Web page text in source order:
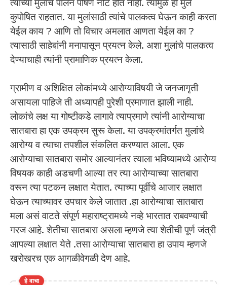
त्यांच्या मुलांचे पालन पोषण नीट होत नाही. त्यामुळे ही मुले
कुपोषित राहतात. या मुलांसाठी त्यांचे पालकत्व घेऊन काही करता
येईल काय ? आणि तो विचार अमलात आणता येईल का ?
त्यासाठी साहेबांनी मनापासून प्रयत्न केले. अशा मुलांचे पालकत्व
देण्याचाही त्यांनी प्रामाणिक प्रयत्न केला.
ग्रामीण व अशिक्षित लोकांमध्ये आरोग्याविषयी जे जनजागृती
असायला पाहिजे ती अध्यापही पुरेशी प्रमाणात झाली नाही.
लोकांचे लक्ष या गोष्टीकडे लागावे त्याप्रमाणे त्यांनी आरोग्याचा
सातबारा हा एक उपक्रम सुरू केला. या उपक्रमांतर्गत मुलांचे
आरोग्य व त्याचा तपशील संकलित करण्यात आला. एक
आरोग्याचा सातबारा समोर आल्यानंतर त्याला भविष्यामध्ये आरोग्य
विषयक काही अडचणी आल्या तर त्या आरोग्याच्या सातबारा
वरून त्या पटकन लक्षात येतात. त्याच्या पूर्वीचे आजार लक्षात
घेऊन त्याच्यावर उपचार केले जातात .हा आरोग्याचा सातबारा
मला असं वाटते संपूर्ण महाराष्ट्रामध्ये नव्हे भारतात राबवण्याची
गरज आहे. शेतीचा सातबारा असला म्हणजे त्या शेतीची पूर्ण जंत्री
आपल्या लक्षात येते .तसा आरोग्याचा सातबारा हा उपाय म्हणजे
खरोखरच एक आगळीवेगळी देण आहे.
हे वाचा